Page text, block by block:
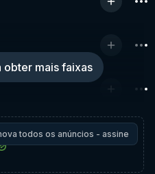
obter mais faixas
todos os anúncios - assine